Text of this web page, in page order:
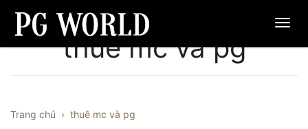
thuê mc và pg
Trang chủ › thuê mc và pg